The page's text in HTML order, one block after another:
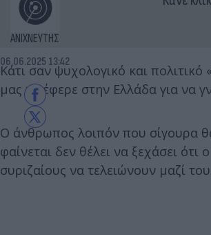
ΑΝΙΧΝΕΥΤΗΣ
06.06.2025 13:42
Κάτι σαν ψυχολογικό και
μας το έφερε στην Ελλάδα για να
Ο άνθρωπος λοιπόν που σίγουρα
φαίνεται δεν θέλει να ξεχάσει
συριζαίους να τελειώνουν μαζί